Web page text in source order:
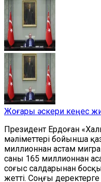
Жоғары әскери кеңес
Президент Ердоған
мәліметтері бойынша
миллионнан астам
саны 165 миллионнан
соғыс салдарынан
жетті. Соңғы